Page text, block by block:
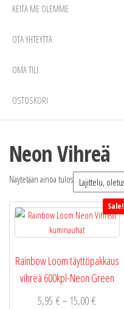
KEITÄ ME OLEMME
OTA YHTEYTTÄ
OMA TILI
OSTOSKORI
Neon Vihreä
Näytetään ainoa tulos
Sale!
Rainbow Loom täyttöpakkaus
vihreä 600kpl-Neon Green
5,95€– 15,00€